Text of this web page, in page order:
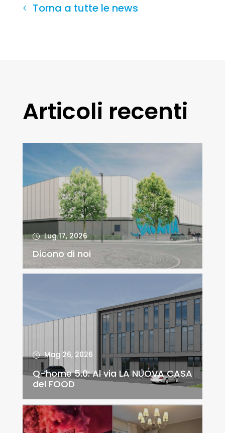
Torna a tutte le news
Articoli recenti
Lug 17, 2026
Dicono di noi
Mag 26, 2026
Q-home 5.0: Al via LA NUOVA CASA
del FOOD